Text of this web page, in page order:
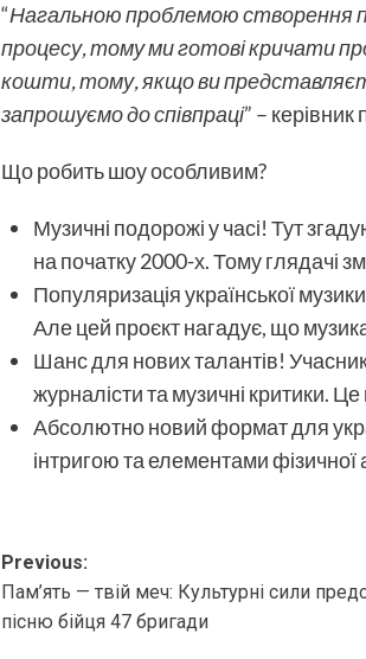
“Нагальною проблемою створення
процесу, тому ми готові кричати
кошти, тому, якщо ви представляєте
запрошуємо до співпраці” –
Що робить шоу особливим?
Музичні подорожі у часі! Тут
на початку 2000-х. Тому глядачі
Популяризація української
Але цей проєкт нагадує, що
Шанс для нових талантів!
журналісти та музичні критики.
Абсолютно новий формат для
інтригою та елементами фізичної
Post
navigation
Previous:
Пам’ять — твій меч: Культурні сили
пісню бійця 47 бригади